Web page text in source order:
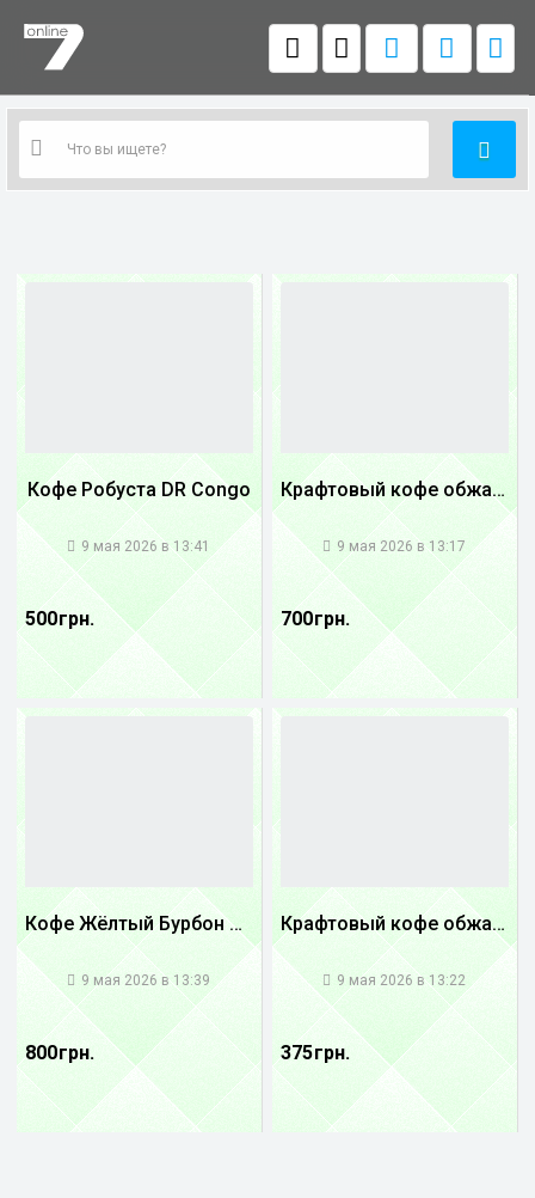
Кофе Робуста DR Congo
9 мая 2026 в 13:41
500 грн.
Крафтовый кофе обжареный купаж арабики 3...
9 мая 2026 в 13:17
700 грн.
Кофе Жёлтый Бурбон Бразилия
9 мая 2026 в 13:39
800 грн.
Крафтовый кофе обжареный купаж арабики 5...
9 мая 2026 в 13:22
375 грн.